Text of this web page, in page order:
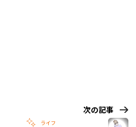
次の記事
ライフ